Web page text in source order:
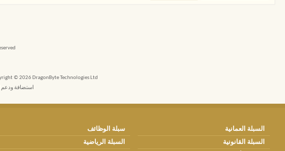
© 2026 DragonByte Technologies Ltd.
استضافة ودعم
السبلة العمانية
سبلة الوظائف
السبلة القانونية
السبلة الرياضية